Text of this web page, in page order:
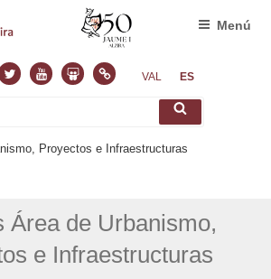
TwitterYoutubeSlideshare
NormasVAL ES
Buscar
Menú
Proyectos e Infraestructuras
Área de Urbanismo,
e Infraestructuras